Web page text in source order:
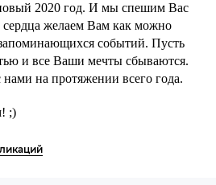
2020 год. И мы спешим Вас
сердца желаем Вам как можно
событий. Пусть
и все Ваши мечты сбываются.
на протяжении всего года.
;)